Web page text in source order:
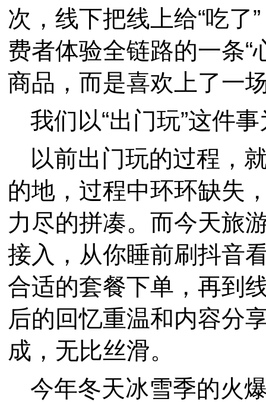
次，线下把线上给“吃了
费者体验全链路的一条“
商品，而是喜欢上了一
我们以“出门玩”这件
以前出门玩的过程，
的地，过程中环环缺失
力尽的拼凑。而今天旅
接入，从你睡前刷抖音
合适的套餐下单，再到
后的回忆重温和内容分
成，无比丝滑。
今年冬天冰雪季的火